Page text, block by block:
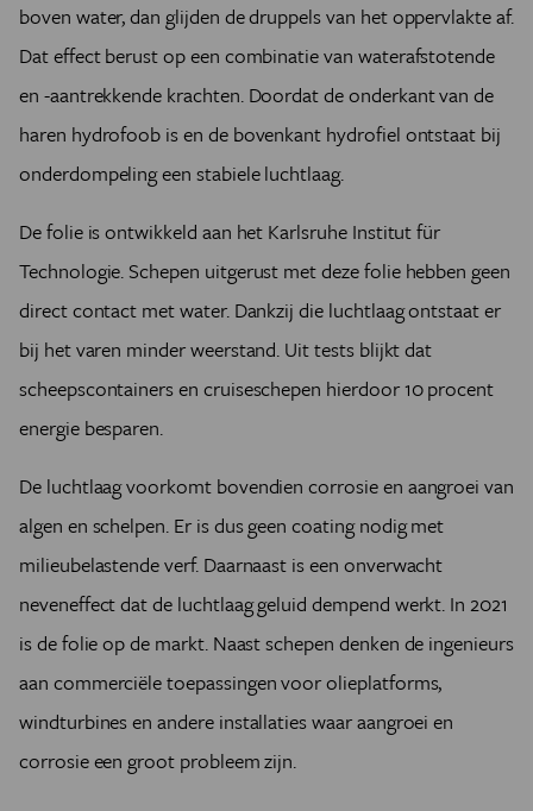
boven water, dan glijden de druppels van het oppervlakte af.
Dat effect berust op een combinatie van waterafstotende
en -aantrekkende krachten. Doordat de onderkant van de
haren hydrofoob is en de bovenkant hydrofiel ontstaat bij
onderdompeling een stabiele luchtlaag.
De folie is ontwikkeld aan het Karlsruhe Institut für
Technologie. Schepen uitgerust met deze folie hebben geen
direct contact met water. Dankzij die luchtlaag ontstaat er
bij het varen minder weerstand. Uit tests blijkt dat
scheepscontainers en cruiseschepen hierdoor 10 procent
energie besparen.
De luchtlaag voorkomt bovendien corrosie en aangroei van
algen en schelpen. Er is dus geen coating nodig met
milieubelastende verf. Daarnaast is een onverwacht
neveneffect dat de luchtlaag geluid dempend werkt. In 2021
is de folie op de markt. Naast schepen denken de ingenieurs
aan commerciële toepassingen voor olieplatforms,
windturbines en andere installaties waar aangroei en
corrosie een groot probleem zijn.